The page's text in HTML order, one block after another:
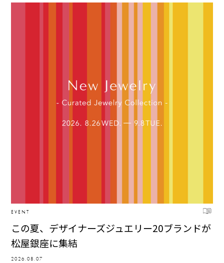
EVENT
この夏、デザイナーズジュエリー20ブランドが
松屋銀座に集結
2026.08.07